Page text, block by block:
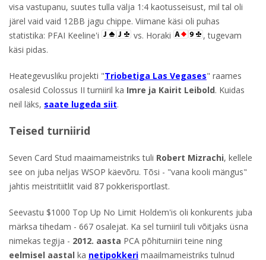
visa vastupanu, suutes tulla välja 1:4 kaotusseisust, mil tal oli
järel vaid vaid 12BB jagu chippe. Viimane käsi oli puhas
statistika: PFAI Keeline'i
vs. Horaki
, tugevam
käsi pidas.
Heategevusliku projekti "Triobetiga Las Vegases" raames
osalesid Colossus II turniiril ka Imre ja Kairit Leibold. Kuidas
neil läks, saate lugeda siit.
Teised turniirid
Seven Card Stud maaimameistriks tuli Robert Mizrachi, kellele
see on juba neljas WSOP käevõru. Tõsi - "vana kooli mängus"
jahtis meistritiitlit vaid 87 pokkerisportlast.
Seevastu $1000 Top Up No Limit Holdem'is oli konkurents juba
märksa tihedam - 667 osalejat. Ka sel turniiril tuli võitjaks üsna
nimekas tegija - 2012. aasta PCA põhiturniiri teine ning
eelmisel aastal ka netipokkeri maailmameistriks tulnud